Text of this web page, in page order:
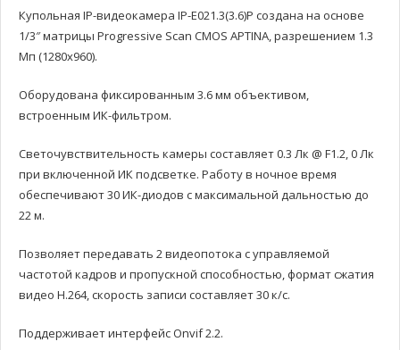
Купольная IP-видеокамера IP-E021.3(3.6)P создана на основе
1/3″ матрицы Progressive Scan CMOS APTINA, разрешением 1.3
Мп (1280х960).
Оборудована фиксированным 3.6 мм объективом,
встроенным ИК-фильтром.
Светочувствительность камеры составляет 0.3 Лк @ F1.2, 0 Лк
при включенной ИК подсветке. Работу в ночное время
обеспечивают 30 ИК-диодов с максимальной дальностью до
22 м.
Позволяет передавать 2 видеопотока с управляемой
частотой кадров и пропускной способностью, формат сжатия
видео H.264, скорость записи составляет 30 к/с.
Поддерживает интерфейс Onvif 2.2.